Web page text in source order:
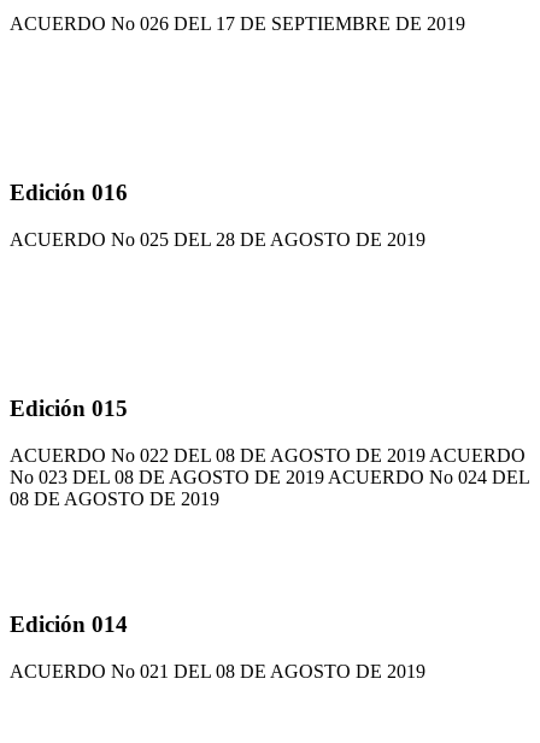
ACUERDO No 026 DEL 17 DE SEPTIEMBRE DE 2019
Edición 016
ACUERDO No 025 DEL 28 DE AGOSTO DE 2019
Edición 015
ACUERDO No 022 DEL 08 DE AGOSTO DE 2019 ACUERDO
No 023 DEL 08 DE AGOSTO DE 2019 ACUERDO No 024 DEL
08 DE AGOSTO DE 2019
Edición 014
ACUERDO No 021 DEL 08 DE AGOSTO DE 2019